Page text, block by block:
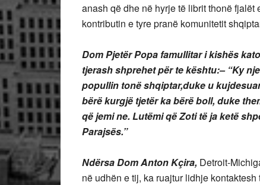
anash që dhe në hyrje të librit thonë
kontributin e tyre pranë komunitetit
Dom Pjetër Popa famullitar i kishës
tjerash shprehet për te kështu:– “Ky
popullin tonë shqiptar,duke u
bërë kurgjë tjetër ka bërë boll, duke
që jemi ne. Lutëmi që Zoti të ja ketë
Parajsës.”
Ndërsa Dom Anton Kçira, Detroit-
në udhën e tij, ka ruajtur lidhje